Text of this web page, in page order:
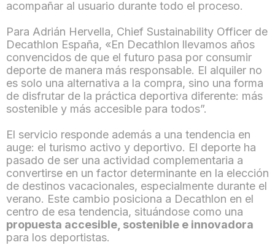
acompañar al usuario durante todo el proceso.
Para Adrián Hervella, Chief Sustainability Officer de
Decathlon España, «En Decathlon llevamos años
convencidos de que el futuro pasa por consumir
deporte de manera más responsable. El alquiler no
es solo una alternativa a la compra, sino una forma
de disfrutar de la práctica deportiva diferente: más
sostenible y más accesible para todos”.
El servicio responde además a una tendencia en
auge: el turismo activo y deportivo. El deporte ha
pasado de ser una actividad complementaria a
convertirse en un factor determinante en la elección
de destinos vacacionales, especialmente durante el
verano. Este cambio posiciona a Decathlon en el
centro de esa tendencia, situándose como una
propuesta accesible, sostenible e innovadora
para los deportistas.